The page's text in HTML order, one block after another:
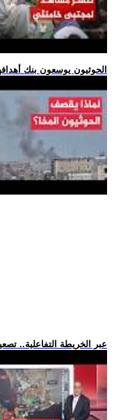
.. الحوثيون يوسعون بنك
.. عبر الخريطة التفاعلية..